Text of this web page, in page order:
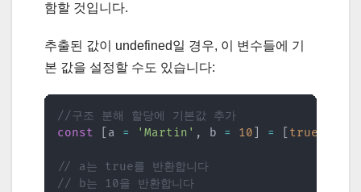
함할 것입니다.
추출된 값이 undefined일 경우, 이 변수들에 기
본 값을 설정할 수도 있습니다:
//구조 분해 할당에 기본값 추가
const
a = 'Martin' , b = 10 = true
// a는 true를 반환합니다
// b는 10을 반환합니다